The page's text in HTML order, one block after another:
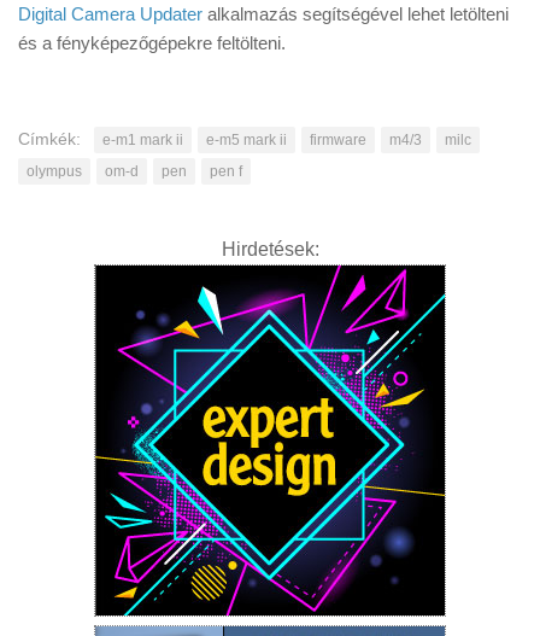
Digital Camera Updater alkalmazás segítségével lehet letölteni
és a fényképezőgépekre feltölteni.
Címkék: e-m1 mark ii e-m5 mark ii firmware m4/3
milc
olympus
om-d pen pen f
Hirdetések: